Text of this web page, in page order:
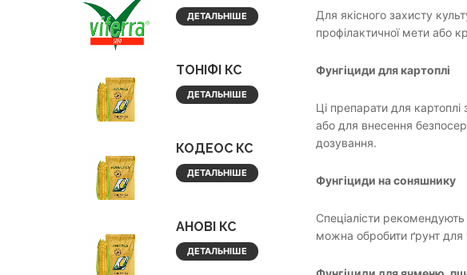
ДЕТАЛЬНІШЕ
ТОНІФІ КС
ДЕТАЛЬНІШЕ
КОДЕОС КС
ДЕТАЛЬНІШЕ
АНОВІ КС
ДЕТАЛЬНІШЕ
Для якісного захисту
профілактичної мети або
Фунгіциди для картоплі
Ці препарати для
або для внесення
дозування.
Фунгіциди на соняшнику
Спеціалісти
можна обробити ґрунт для